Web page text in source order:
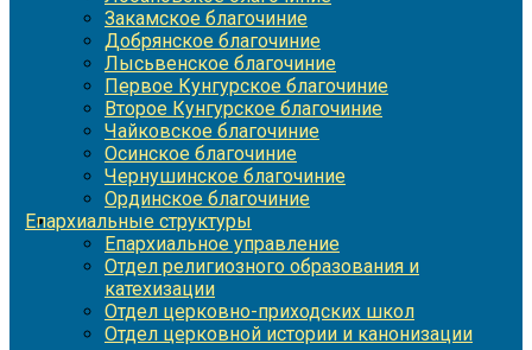
Закамское благочиние
Добрянское благочиние
Лысьвенское благочиние
Первое Кунгурское благочиние
Второе Кунгурское благочиние
Чайковское благочиние
Осинское благочиние
Чернушинское благочиние
Ординское благочиние
Епархиальные структуры
Епархиальное управление
Отдел религиозного образования и
катехизации
Отдел церковно-приходских школ
Отдел церковной истории и канонизации